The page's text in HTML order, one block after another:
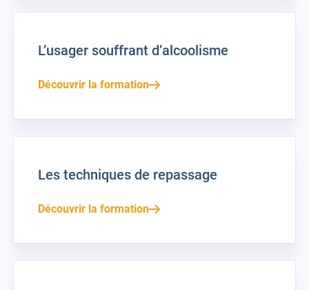
L’usager souffrant d’alcoolisme
Découvrir la formation
Les techniques de repassage
Découvrir la formation